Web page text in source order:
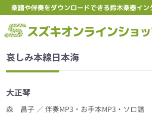
楽譜や伴奏をダウンロードできる鈴木楽器イ
哀しみ本線日本海
大正琴
森 昌子 ／ 伴奏MP3・お手本MP3・ソロ譜